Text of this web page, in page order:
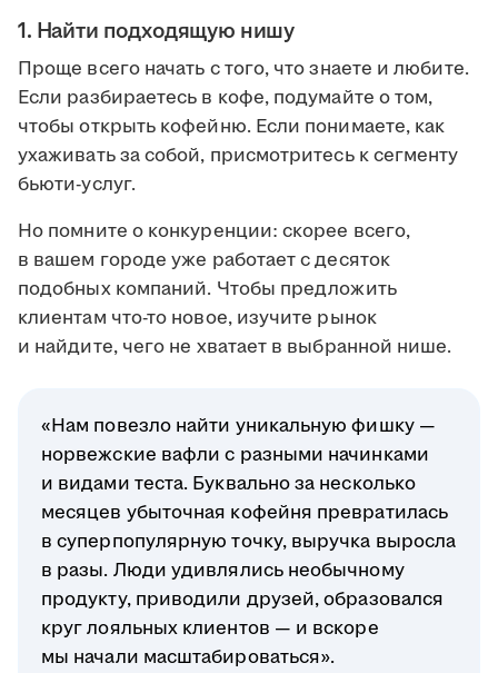
1. Найти подходящую нишу
Проще всего начать с того, что знаете и любите.
Если разбираетесь в кофе, подумайте о том,
чтобы открыть кофейню. Если понимаете, как
ухаживать за собой, присмотритесь к сегменту
бьюти-услуг.
Но помните о конкуренции: скорее всего,
в вашем городе уже работает с десяток
подобных компаний. Чтобы предложить
клиентам что-то новое, изучите рынок
и найдите, чего не хватает в выбранной нише.
«Нам повезло найти уникальную фишку —
норвежские вафли с разными начинками
и видами теста. Буквально за несколько
месяцев убыточная кофейня превратилась
в суперпопулярную точку, выручка выросла
в разы. Люди удивлялись необычному
продукту, приводили друзей, образовался
круг лояльных клиентов — и вскоре
мы начали масштабироваться».